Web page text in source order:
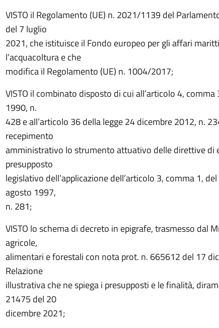
VISTO il Regolamento (UE) n. 2021/1139 del
del 7 luglio
2021, che istituisce il Fondo europeo per gli affari
l’acquacoltura e che
modifica il Regolamento (UE) n. 1004/2017;
VISTO il combinato disposto di cui all’articolo 4,
1990, n.
428 e all’articolo 36 della legge 24 dicembre 2012, n.
recepimento
amministrativo lo strumento attuativo delle direttive di
presupposto
legislativo dell’applicazione dell’articolo 3, comma 1,
agosto 1997,
n. 281;
VISTO lo schema di decreto in epigrafe, trasmesso dal
agricole,
alimentari e forestali con nota prot. n. 665612 del 17
Relazione
illustrativa che ne spiega i presupposti e le finalità,
21475 del 20
dicembre 2021;